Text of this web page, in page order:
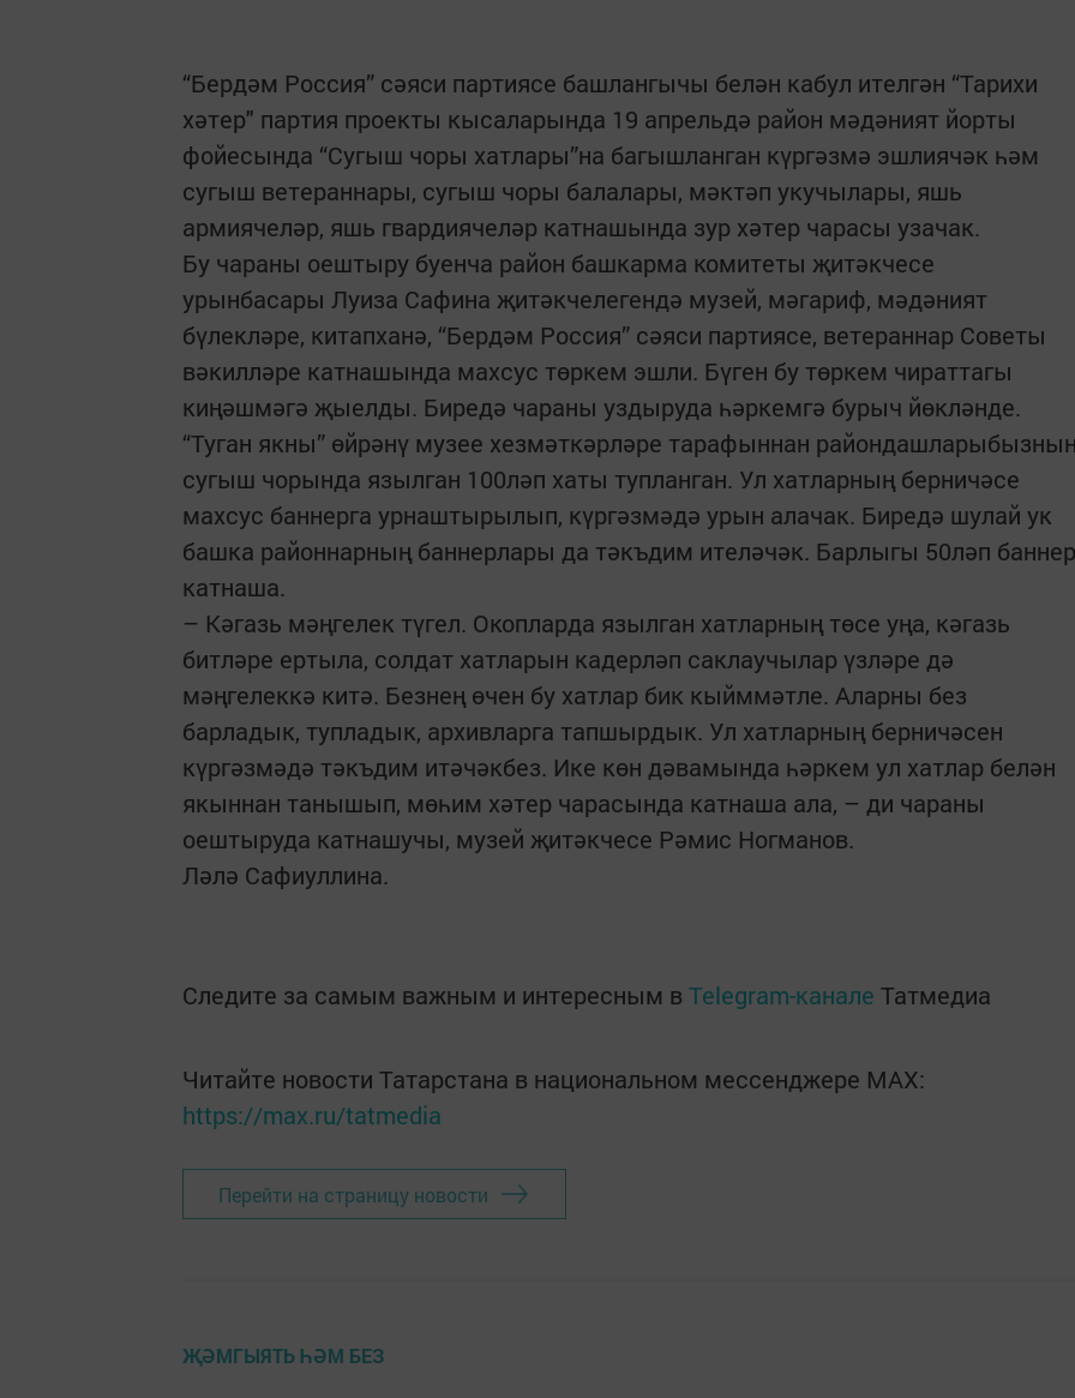
“Бердәм Россия” сәяси партиясе башлангычы белән кабул ителгән “Тарихи
хәтер" партия проекты кысаларында 19 апрельдә район мәдәният йорты
фойесында “Сугыш чоры хатлары”на багышланган күргәзмә эшлиячәк һәм
сугыш ветераннары, сугыш чоры балалары, мәктәп укучылары, яшь
армиячеләр, яшь гвардиячеләр катнашында зур хәтер чарасы узачак.
Бу чараны оештыру буенча район башкарма комитеты җитәкчесе
урынбасары Луиза Сафина җитәкчелегендә музей, мәгариф, мәдәният
бүлекләре, китапханә, “Бердәм Россия” сәяси партиясе, ветераннар Советы
вәкилләре катнашында махсус төркем эшли. Бүген бу төркем чираттагы
киңәшмәгә җыелды. Биредә чараны уздыруда һәркемгә бурыч йөкләнде.
“Туган якны” өйрәнү музее хезмәткәрләре тарафыннан
сугыш чорында язылган 100ләп хаты тупланган. Ул хатларның берничәсе
махсус баннерга урнаштырылып, күргәзмәдә урын алачак. Биредә шулай ук
башка районнарның баннерлары да тәкъдим ителәчәк. Барлыгы 50ләп баннер
катнаша.
– Кәгазь мәңгелек түгел. Окопларда язылган хатларның төсе уңа, кәгазь
битләре ертыла, солдат хатларын кадерләп саклаучылар үзләре дә
мәңгелеккә китә. Безнең өчен бу хатлар бик кыйммәтле. Аларны без
барладык, тупладык, архивларга тапшырдык. Ул хатларның берничәсен
күргәзмәдә тәкъдим итәчәкбез. Ике көн дәвамында һәркем ул хатлар белән
якыннан танышып, мөһим хәтер чарасында катнаша ала, – ди чараны
оештыруда катнашучы, музей җитәкчесе Рәмис Ногманов.
Ләлә Сафиуллина.
Следите за самым важным и интересным в Telegram-канале Татмедиа
Читайте новости Татарстана в национальном мессенджере MАХ:
https://max.ru/tatmedia
Перейти на страницу новости
ҖӘМГЫЯТЬ ҺӘМ БЕЗ